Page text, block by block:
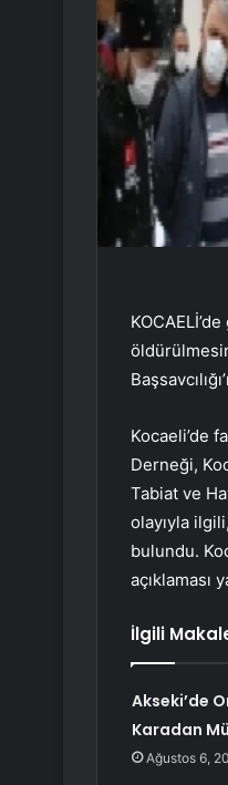
Kocaeli’de
Derneği,
Tabiat ve
olayıyla
bulundu.
açıklaması
İlgili
Akseki’de
Karadan
Ağustos 6,